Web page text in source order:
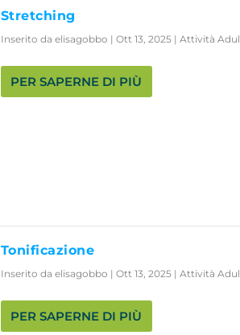
Stretching
Inserito da elisagobbo | Ott 13, 2025| Attività
PER SAPERNE DI PIÙ
Tonificazione
Inserito da elisagobbo | Ott 13, 2025| Attività
PER SAPERNE DI PIÙ